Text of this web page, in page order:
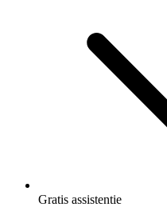
Gratis assistentie